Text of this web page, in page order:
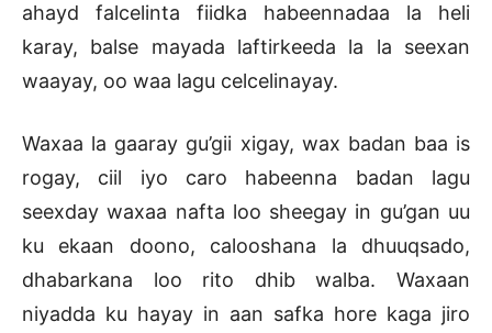
ahayd falcelinta fiidka habeennadaa la heli
karay, balse mayada laftirkeeda la la seexan
waayay, oo waa lagu celcelinayay.
Waxaa la gaaray gu’gii xigay, wax badan baa is
rogay, ciil iyo caro habeenna badan lagu
seexday waxaa nafta loo sheegay in gu’gan uu
ku ekaan doono, calooshana la dhuuqsado,
dhabarkana loo rito dhib walba. Waxaan
niyadda ku hayay in aan safka hore kaga jiro